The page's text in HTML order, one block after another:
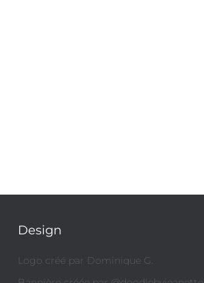
Design
Logo créé par Dominique G.